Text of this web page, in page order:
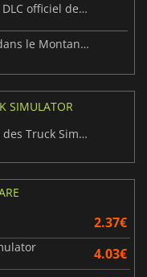
American Truck Simulator publie le DLC officiel de l'Illinois
American Truck Simulator se rend dans le Montana dans son nouveau DLC
SIMULATOR
Le multijoueurs arrive dans la série des Truck Simulator.
2.37€
4.03€